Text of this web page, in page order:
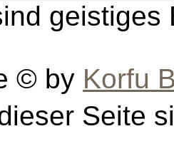
© by Korfu
Seite